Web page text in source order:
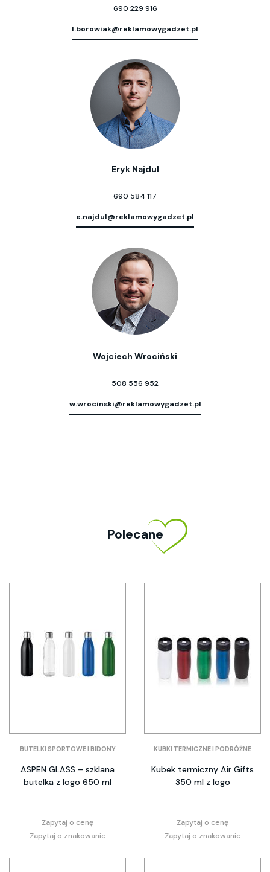
690 229 916
l.borowiak@reklamowygadzet.pl
Eryk Najdul
690 584 117
e.najdul@reklamowygadzet.pl
Wojciech Wrociński
508 556 952
w.wrocinski@reklamowygadzet.pl
Polecane
BUTELKI SPORTOWE I BIDONY
ASPEN GLASS – szklana
butelka z logo 650 ml
Zapytaj o cenę
Zapytaj o znakowanie
KUBKI TERMICZNE I PODRÓŻNE
Kubek termiczny Air Gifts
350 ml z logo
Zapytaj o cenę
Zapytaj o znakowanie